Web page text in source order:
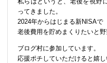
ってきました。
2024年からはじまる新NISAで
老後費用を貯めまくりたいと野
ブログ村に参加しています。
応援ポチしていただけると嬉し